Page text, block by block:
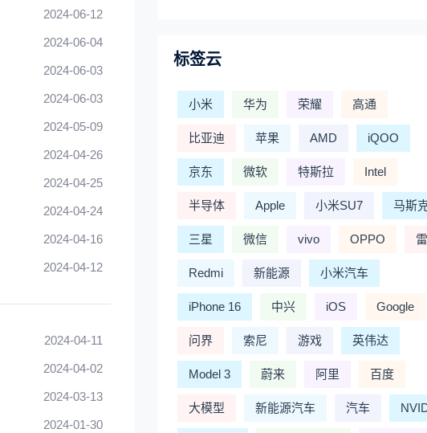
2024-06-12
2024-06-04
2024-06-03
2024-06-03
2024-05-09
2024-04-26
2024-04-25
2024-04-24
2024-04-16
2024-04-12
2024-04-11
2024-04-02
2024-03-13
2024-01-30
标签云
小米 华为 荣耀 高通
比亚迪 苹果 AMD iQOO
京东 微软 特斯拉 Intel
半导体 Apple 小米SU7 马斯
三星 微信 vivo OPPO
Redmi 新能源 小米汽车
iPhone 16 中兴 iOS Google
问界 索尼 游戏 英伟达
Model 3 蔚来 阿里 百度
大模型 新能源汽车 汽车